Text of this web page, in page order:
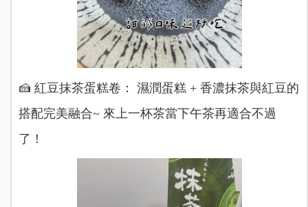
🍰 紅豆抹茶蛋糕卷： 濕潤蛋糕 + 香濃抹茶與紅豆的
搭配完美融合~來上一杯茶當下午茶再適合不過
了！